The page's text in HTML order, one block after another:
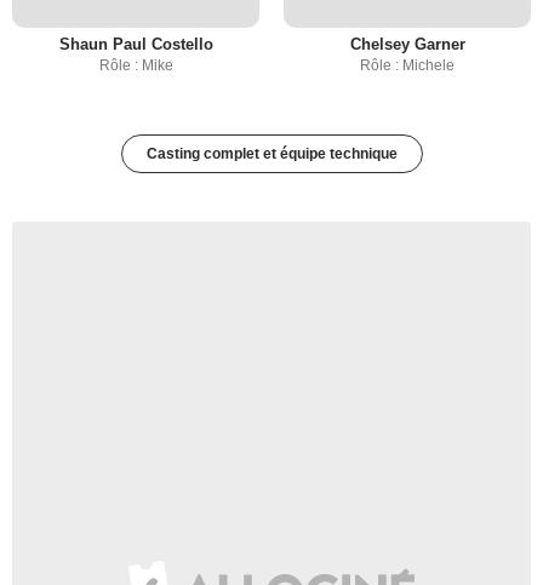
Shaun Paul Costello
Rôle : Mike
Chelsey Garner
Rôle : Michele
Casting complet et équipe technique